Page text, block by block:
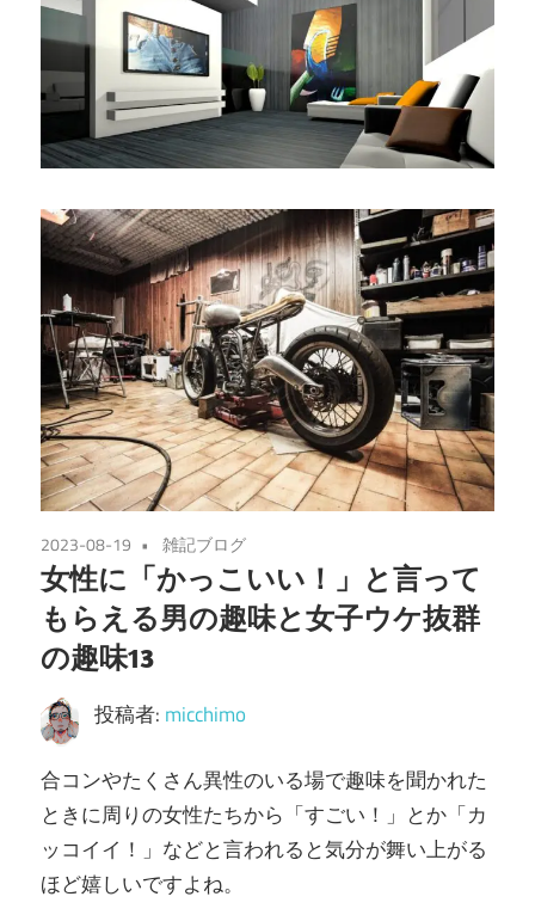
2023-08-19 雑記ブログ
女性に「かっこいい！」と言って
もらえる男の趣味と女子ウケ抜群
の趣味13
投稿者: micchimo
合コンやたくさん異性のいる場で趣味を聞かれた
ときに周りの女性たちから「すごい！」とか「カ
ッコイイ！」などと言われると気分が舞い上がる
ほど嬉しいですよね。